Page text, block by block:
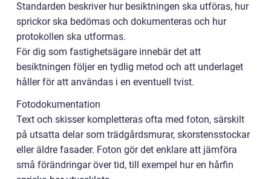
Standarden beskriver hur besiktningen ska utföras, hur
sprickor ska bedömas och dokumenteras och hur
protokollen ska utformas.
För dig som fastighetsägare innebär det att
besiktningen följer en tydlig metod och att underlaget
håller för att användas i en eventuell tvist.
Fotodokumentation
Text och skisser kompletteras ofta med foton, särskilt
på utsatta delar som trädgårdsmurar, skorstensstockar
eller äldre fasader. Foton gör det enklare att jämföra
små förändringar över tid, till exempel hur en hårfin